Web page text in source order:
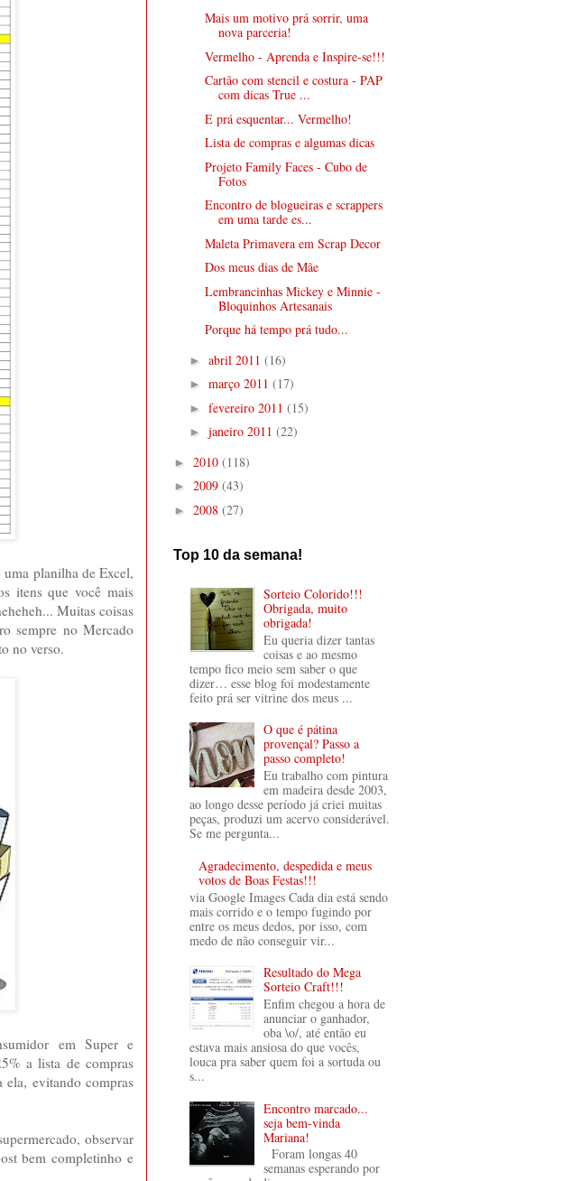
planilha de Excel,
itens que você mais
Muitas coisas
sempre no Mercado
no verso.
em Super e
a lista de compras
ela, evitando compras
observar
bem completinho e
Mais um motivo prá sorrir, uma
nova parceria!
Vermelho - Aprenda e Inspire-se!!!
Cartão com stencil e costura - PAP
com dicas True ...
E prá esquentar... Vermelho!
Lista de compras e algumas dicas
Projeto Family Faces - Cubo de
Fotos
Encontro de blogueiras e scrappers
em uma tarde es...
Maleta Primavera em Scrap Decor
Dos meus dias de Mãe
Lembrancinhas Mickey e Minnie -
Bloquinhos Artesanais
Porque há tempo prá tudo...
► abril 2011 (16)
► março 2011 (17)
► fevereiro 2011 (15)
► janeiro 2011 (22)
► 2010 (118)
► 2009 (43)
► 2008 (27)
Top 10 da semana!
Sorteio Colorido!!!
Obrigada, muito
obrigada!
Eu queria dizer tantas
coisas e ao mesmo
tempo fico meio sem saber o que
dizer… esse blog foi modestamente
feito prá ser vitrine dos meus ...
O que é pátina
provençal? Passo a
passo completo!
Eu trabalho com pintura
em madeira desde 2003,
ao longo desse período já criei muitas
peças, produzi um acervo considerável.
Se me pergunta...
Agradecimento, despedida e meus
votos de Boas Festas!!!
via Google Images Cada dia está sendo
mais corrido e o tempo fugindo por
entre os meus dedos, por isso, com
medo de não conseguir vir...
Resultado do Mega
Sorteio Craft!!!
Enfim chegou a hora de
anunciar o ganhador,
oba \o/, até então eu
estava mais ansiosa do que vocês,
louca pra saber quem foi a sortuda ou
s...
Encontro marcado...
seja bem-vinda
Mariana!
Foram longas 40
semanas esperando por